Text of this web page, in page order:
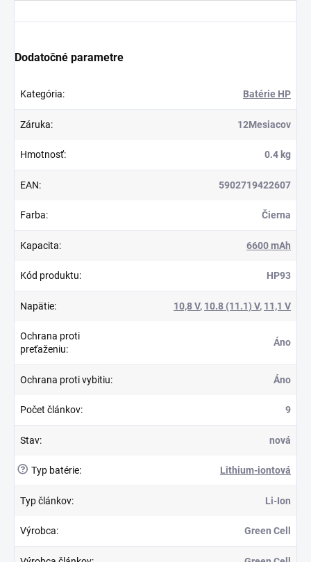
Dodatočné parametre
Kategória: Batérie HP
Záruka: 12Mesiacov
Hmotnosť: 0.4 kg
EAN: 5902719422607
Farba: Čierna
Kapacita: 6600 mAh
Kód produktu: HP93
Napätie: 10,8 V, 10.8 (11.1) V, 11,1 V
Ochrana proti
preťaženiu:
Áno
Ochrana proti vybitiu: Áno
Počet článkov: 9
Stav: nová
? Typ batérie: Lithium-iontová
Typ článkov: Li-Ion
Výrobca: Green Cell